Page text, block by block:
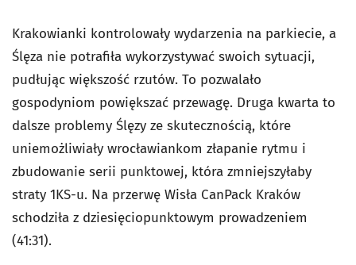
Krakowianki kontrolowały wydarzenia na parkiecie, a
Ślęza nie potrafiła wykorzystywać swoich sytuacji,
pudłując większość rzutów. To pozwalało
gospodyniom powiększać przewagę. Druga kwarta to
dalsze problemy Ślęzy ze skutecznością, które
uniemożliwiały wrocławiankom złapanie rytmu i
zbudowanie serii punktowej, która zmniejszyłaby
straty 1KS-u. Na przerwę Wisła CanPack Kraków
schodziła z dziesięciopunktowym prowadzeniem
(41:31).